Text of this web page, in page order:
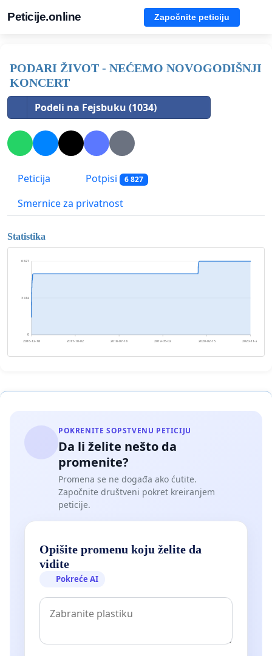
Peticije.online Započnite peticiju
PODARI ŽIVOT - NEĆEMO NOVOGODIŠNJI
KONCERT
Podeli na Fejsbuku (1034)
Peticija Potpisi 6 827
Smernice za privatnost
Statistika
0
3 414
6 827
2016-12-18 2017-10-02 2018-07-18 2019-05-02 2020-02-15 2020-11-29
POKRENITE SOPSTVENU PETICIJU
Da li želite nešto da
promenite?
Promena se ne događa ako ćutite.
Započnite društveni pokret kreiranjem
peticije.
Opišite promenu koju želite da
vidite
Pokreće AI